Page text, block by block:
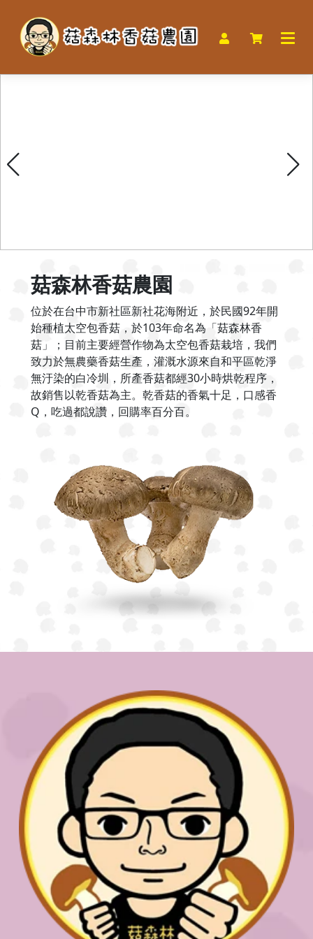
菇森林香菇農園
位於在台中市新社區新社花海附近，於民國92年開
始種植太空包香菇，於103年命名為「菇森林香
菇」；目前主要經營作物為太空包香菇栽培，我們
致力於無農藥香菇生產，灌溉水源來自和平區乾淨
無汙染的白冷圳，所產香菇都經30小時烘乾程序，
故銷售以乾香菇為主。乾香菇的香氣十足，口感香
Q，吃過都說讚，回購率百分百。